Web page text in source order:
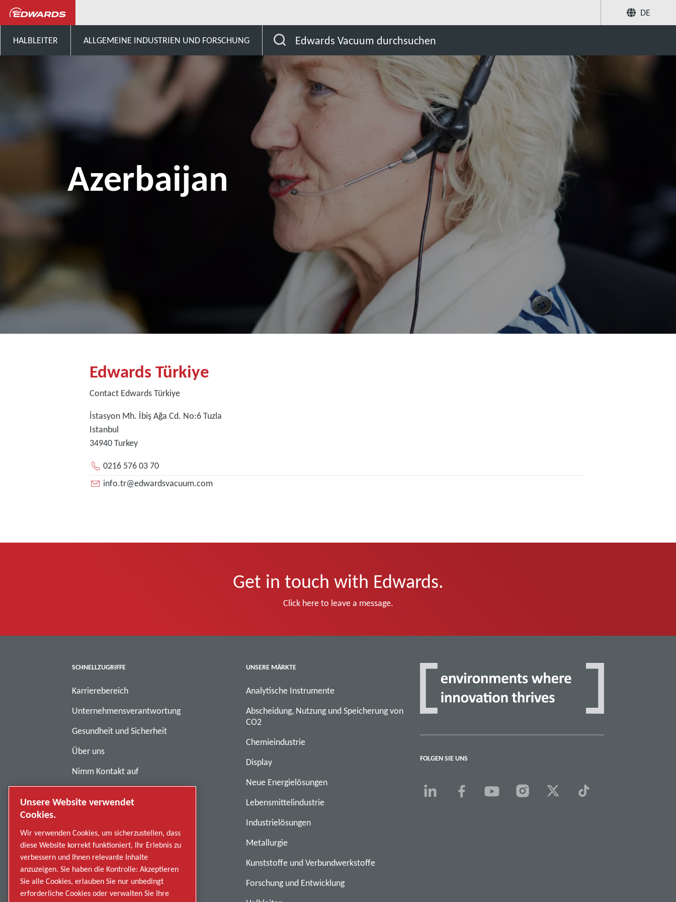
DE
HALBLEITER ALLGEMEINE INDUSTRIEN UND FORSCHUNG Edwards Vacuum durchsuchen
Azerbaijan
Edwards Türkiye
Contact Edwards Türkiye
İstasyon Mh. İbiş Ağa Cd. No:6 Tuzla
Istanbul
34940Turkey
0216 576 03 70
info.tr@edwardsvacuum.com
Get in touch with Edwards.
Click here to leave a message.
SCHNELLZUGRIFFE
Karrierebereich
Unternehmensverantwortung
Gesundheit und Sicherheit
Über uns
Nimm Kontakt auf
Datenschutzerklärung
Fehlverhalten melden
Lieferanten
Barrierefreiheit
UNSERE MÄRKTE
Analytische Instrumente
Abscheidung, Nutzung und Speicherung von
CO2
Chemieindustrie
Display
Neue Energielösungen
Lebensmittelindustrie
Industrielösungen
Metallurgie
Kunststoffe und Verbundwerkstoffe
Forschung und Entwicklung
FOLGEN SIE UNS
Unsere Website verwendet
Cookies.
Wir verwenden Cookies, um sicherzustellen, dass
diese Website korrekt funktioniert, Ihr Erlebnis zu
verbessern und Ihnen relevante Inhalte
anzuzeigen. Sie haben die Kontrolle: Akzeptieren
Sie alle Cookies, erlauben Sie nur unbedingt
erforderliche Cookies oder verwalten Sie Ihre